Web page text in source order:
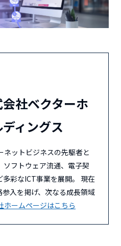
社ベクターホ
ィングス
ットビジネスの先駆者と
フトウェア流通、電子契
彩なICT事業を展開。 現在
入を掲げ、次なる成長領域
ホームページはこちら